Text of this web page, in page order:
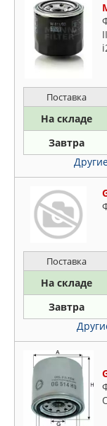
Поставка
На складе
Завтра
Поставка
На складе
Завтра